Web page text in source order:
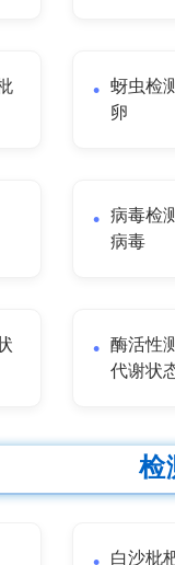
蚜虫检
卵
病毒检
病毒
酶活性
代谢状
检
白沙枇